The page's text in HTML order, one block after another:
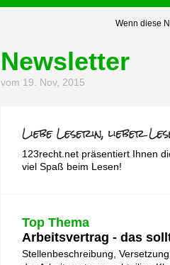
Wenn diese
Newsletter
vom 19. Nov, 2015
123recht.net präsentiert Ihnen
viel Spaß beim Lesen!
Top Thema
Arbeitsvertrag - das
Stellenbeschreibung,